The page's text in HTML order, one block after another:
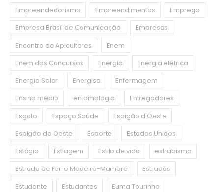
Empreendedorismo
Empreendimentos
Emprego
Empresa Brasil de Comunicação
Empresas
Encontro de Apicultores
Enem
Enem dos Concursos
Energia
Energia elétrica
Energia Solar
Energisa
Enfermagem
Ensino médio
entomologia
Entregadores
Esgoto
Espaço Saúde
Espigão d'Oeste
Espigão do Oeste
Esporte
Estados Unidos
Estágio
Estiagem Estilo de vida
estrabismo
Estrada de Ferro Madeira-Mamoré
Estradas
Estudante
Estudantes
Euma Tourinho